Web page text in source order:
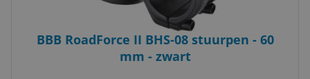
BBB RoadForce II BHS-08 stuurpen - 60
mm - zwart